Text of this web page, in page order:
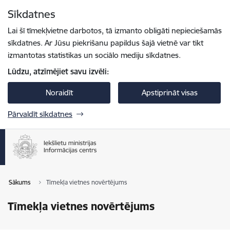
Sīkdatnes
Lai šī tīmekļvietne darbotos, tā izmanto obligāti nepieciešamās
sīkdatnes. Ar Jūsu piekrišanu papildus šajā vietnē var tikt
izmantotas statistikas un sociālo mediju sīkdatnes.
Lūdzu, atzīmējiet savu izvēli:
Noraidīt Apstiprināt visas
Pārvaldīt sīkdatnes
Sākums Tīmekļa vietnes novērtējums
Tīmekļa vietnes novērtējums